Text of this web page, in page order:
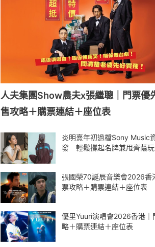
人夫集團Show農夫x張繼聰｜門票優
售攻略＋購票連結＋座位表
炎明熹年初過檔Sony Music
發 輕鬆撐起名牌兼甩齊蔭
張國榮70誕辰音樂會2026香
票攻略＋購票連結＋座位表
優里Yuuri演唱會2026香港｜
略＋購票連結＋座位表